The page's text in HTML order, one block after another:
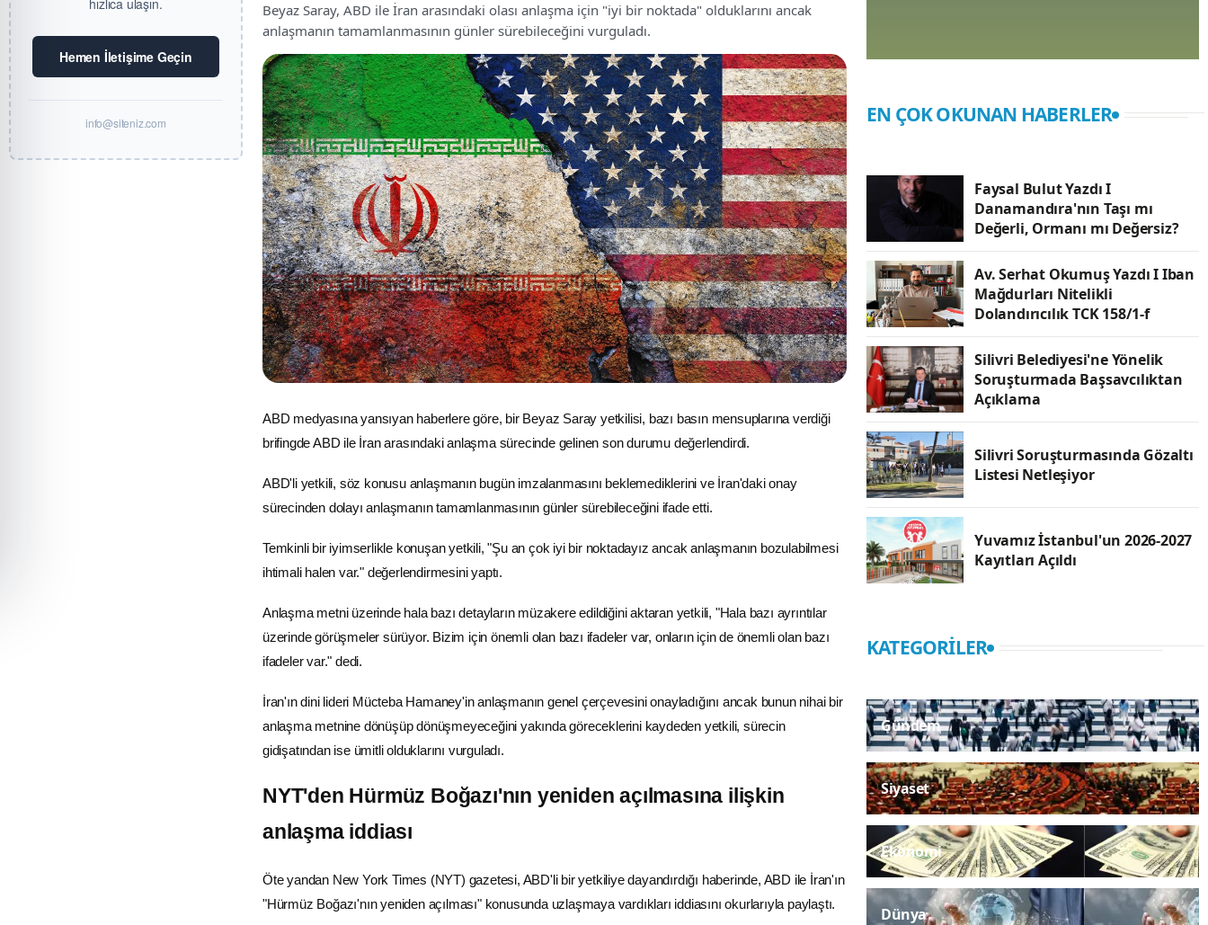
hızlıca ulaşın.
Hemen İletişime Geçin
info@siteniz.com
Beyaz Saray, ABD ile İran arasındaki olası anlaşma için "iyi bir noktada" olduklarını ancak
anlaşmanın tamamlanmasının günler sürebileceğini vurguladı.
ABD medyasına yansıyan haberlere göre, bir Beyaz Saray yetkilisi, bazı basın mensuplarına verdiği
brifingde ABD ile İranarasındaki anlaşma sürecinde gelinen son durumu değerlendirdi.
ABD'li yetkili, söz konusu anlaşmanın bugün imzalanmasını beklemediklerini ve İran'daki onay
sürecinden dolayı anlaşmanın tamamlanmasının günler sürebileceğini ifade etti.
Temkinli bir iyimserlikle konuşan yetkili, "Şu an çok iyi bir noktadayız ancak anlaşmanın bozulabilmesi
ihtimali halen var." değerlendirmesini yaptı.
Anlaşma metni üzerinde hala bazı detayların müzakere edildiğini aktaran yetkili, "Hala bazı ayrıntılar
üzerinde görüşmeler sürüyor. Bizim için önemli olan bazı ifadeler var, onların için de önemli olan bazı
ifadeler var." dedi.
İran'ın dini lideri Mücteba Hamaney'in anlaşmanın genel çerçevesini onayladığını ancak bunun nihai bir
anlaşma metnine dönüşüp dönüşmeyeceğini yakında göreceklerini kaydeden yetkili, sürecin
gidişatından ise ümitli olduklarını vurguladı.
NYT'den Hürmüz Boğazı'nın yeniden açılmasına ilişkin
anlaşma iddiası
Öte yandan New York Times (NYT) gazetesi, ABD'li bir yetkiliye dayandırdığı haberinde, ABD ile İran'ın
"Hürmüz Boğazı'nın yeniden açılması" konusunda uzlaşmaya vardıkları iddiasını okurlarıyla paylaştı.
EN ÇOK OKUNAN HABERLER
Faysal Bulut Yazdı I
Danamandıra'nın Taşı mı
Değerli, Ormanı mı Değersiz?
Av. Serhat Okumuş Yazdı I Iban
Mağdurları Nitelikli
Dolandırıcılık TCK 158/1-f
Silivri Belediyesi'ne Yönelik
Soruşturmada Başsavcılıktan
Açıklama
Silivri Soruşturmasında Gözaltı
Listesi Netleşiyor
Yuvamız İstanbul'un 2026-2027
Kayıtları Açıldı
KATEGORILER
Gündem
Siyaset
Ekonomi
Dünya